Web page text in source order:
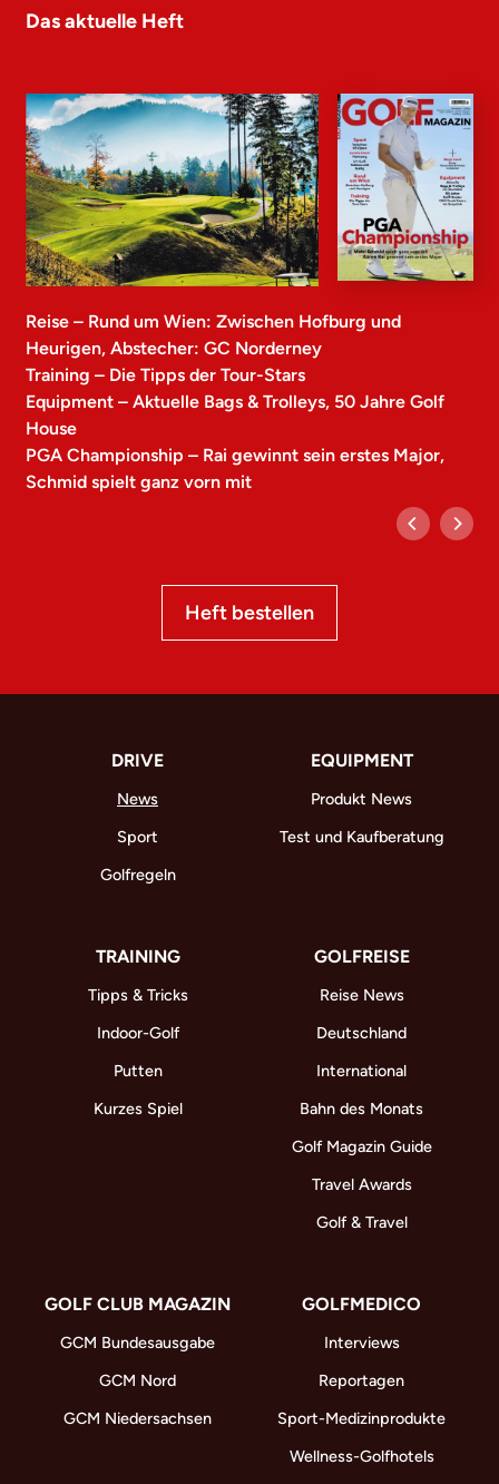
Das aktuelle Heft
Reise – Rund um Wien: Zwischen Hofburg und
Heurigen, Abstecher: GC Norderney
Training – Die Tipps der Tour-Stars
Equipment – Aktuelle Bags & Trolleys, 50 Jahre Golf
House
PGA Championship – Rai gewinnt sein erstes Major,
Schmid spielt ganz vorn mit
Heft bestellen
DRIVE
News
Sport
Golfregeln
EQUIPMENT
Produkt News
Test und Kaufberatung
TRAINING
Tipps & Tricks
Indoor-Golf
Putten
Kurzes Spiel
GOLFREISE
Reise News
Deutschland
International
Bahn des Monats
Golf Magazin Guide
Travel Awards
Golf & Travel
GOLF CLUB MAGAZIN
GCM Bundesausgabe
GCM Nord
GCM Niedersachsen
GOLFMEDICO
Interviews
Reportagen
Sport-Medizinprodukte
Wellness-Golfhotels